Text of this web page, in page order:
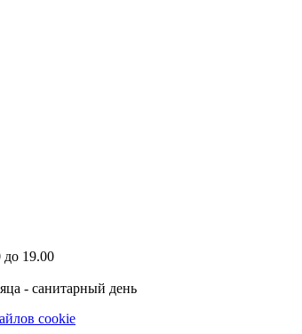
до 19.00
- санитарный день
cookie